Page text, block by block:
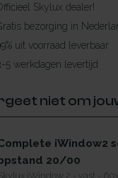
Skylux dealer!
bezorging in
uit voorraad leverbaar
5 werkdagen levertijd
niet om
iWindow2
20/00
iWindow 2 - vast -